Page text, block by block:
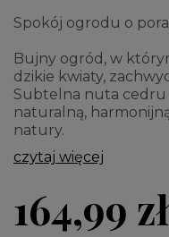
Spokój ogrodu o
Bujny ogród, w
dzikie kwiaty,
Subtelna nuta cedru
naturalną,
natury.
czytaj więcej
164,99 zł